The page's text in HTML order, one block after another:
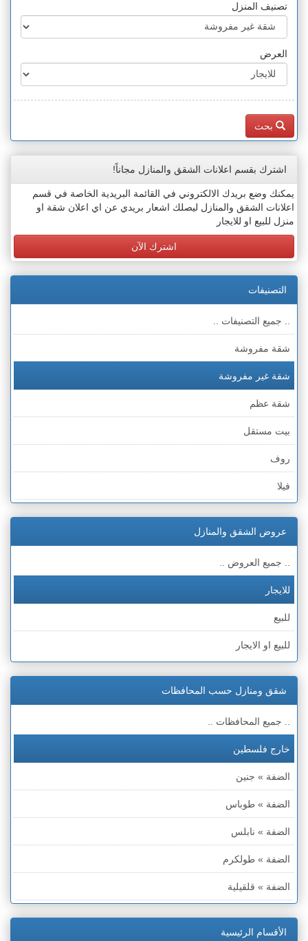
تصنيف المنزل
العرض
بحث
اشترك بقسم اعلانات الشقق والمنازل مجاناً!
يمكنك وضع بريدك الالكتروني في القائمة البريدية الخاصة في قسم
اعلانات الشقق والمنازل ليصلك اشعار بريدي عن اي اعلان شقة او
منزل للبيع او للايجار
اشترك الآن
التصنيفات
.. جميع التصنيفات ..
شقة مفروشة
شقة غير مفروشة
شقة عظم
بيت مستقل
روف
فيلا
ملحق
عروض الشقق والمنازل
.. جميع العروض ..
للايجار
للبيع
للبيع او الايجار
شقق ومنازل حسب المحافظات
.. جميع المحافظات ..
خارج فلسطين
الضفة » جنين
الضفة » طوباس
الضفة » نابلس
الضفة » طولكرم
الضفة » قلقيلية
الأقسام الرئيسية